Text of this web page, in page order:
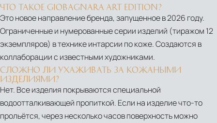
ЧТО ТАКОЕ GIOBAGNARA ART EDITION?
Это новое направление бренда, запущенное в 2026 году.
Ограниченные и нумерованные серии изделий (тиражом 12
экземпляров) в технике интарсии по коже. Создаются в
коллаборации с известными художниками.
СЛОЖНО ЛИ УХАЖИВАТЬ ЗА КОЖАНЫМИ
ИЗДЕЛИЯМИ?
Нет. Все изделия покрываются специальной
водоотталкивающей пропиткой. Если на изделие что-то
прольётся, через несколько часов поверхность можно